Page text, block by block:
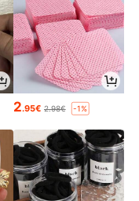
2.95€ 2.98€ -1%